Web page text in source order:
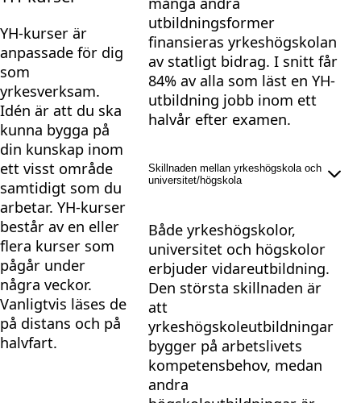
YH-kurser är
anpassade för dig
som
yrkesverksam.
Idén är att du ska
kunna bygga på
din kunskap inom
ett visst område
samtidigt som du
arbetar. YH-kurser
består av en eller
flera kurser som
pågår under
några veckor.
Vanligtvis läses de
på distans och på
halvfart.
utbildningsformer
finansieras yrkeshögskolan
av statligt bidrag. I snitt får
84% av alla som läst en YH-
utbildning jobb inom ett
halvår efter examen.
Skillnaden mellan yrkeshögskola och
universitet/högskola
Både yrkeshögskolor,
universitet och högskolor
erbjuder vidareutbildning.
Den största skillnaden är
att
yrkeshögskoleutbildningar
bygger på arbetslivets
kompetensbehov, medan
andra